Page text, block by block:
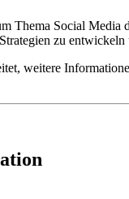
Social
zu entwickeln
weitere